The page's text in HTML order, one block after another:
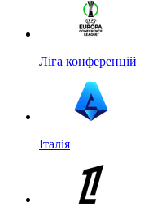
Ліга конференцій
Італія